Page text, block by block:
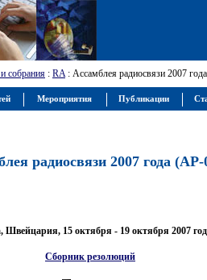
собрания : RA: Ассамблея радиосвязи 2007
радиосвязи 2007 года (АР-
Швейцария, 15 октября - 19 октября 2007
Сборник резолюций
Мероприятия Публикации